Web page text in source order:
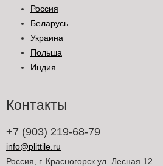
Россия
Беларусь
Украина
Польша
Индия
Контакты
+7 (903) 219-68-79
info@plittile.ru
Россия, г. Красногорск ул. Лесная 12